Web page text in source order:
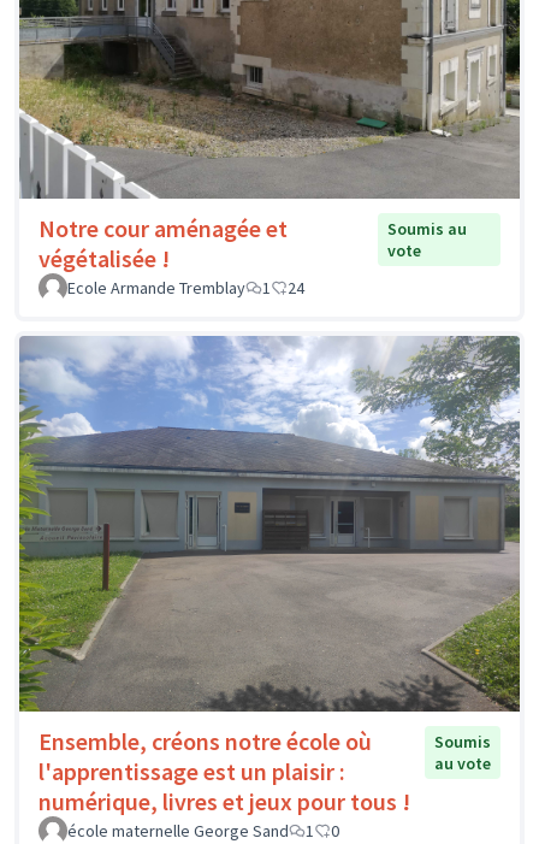
Notre cour aménagée et
végétalisée !
Soumis au
vote
Ecole Armande Tremblay
1 24
Ensemble, créons notre école où
l'apprentissage est un plaisir :
numérique, livres et jeux pour tous !
Soumis
au vote
école maternelle George Sand 1 0